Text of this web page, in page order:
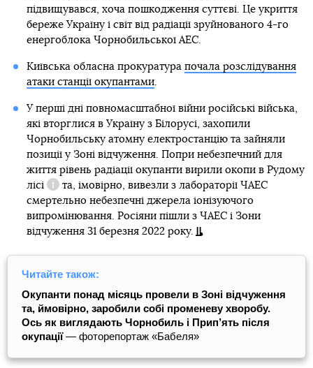
підвищувався, хоча пошкодження суттєві. Це укриття
береже Україну і світ від радіації зруйнованого 4-го
енергоблока Чорнобильської АЕС.
Київська обласна прокуратура почала розслідування
атаки станції окупантами.
У перші дні повномасштабної війни російські війська,
які вторглися в Україну з Білорусі, захопили
Чорнобильську атомну електростанцію та зайняли
позиції у Зоні відчуження. Попри небезпечний для
життя рівень радіації окупанти вирили окопи в Рудому
лісі
Довідка
та, імовірно, вивезли з лабораторії ЧАЕС
смертельно небезпечні джерела ​​іонізуючого
випромінювання. Росіяни пішли з ЧАЕС і Зони
відчуження 31 березня 2022 року.
Читайте також:
Окупанти понад місяць провели в Зоні відчуження
та, ймовірно, заробили собі променеву хворобу.
Ось як виглядають Чорнобиль і Прип’ять після
окупації— фоторепортаж «Бабеля»